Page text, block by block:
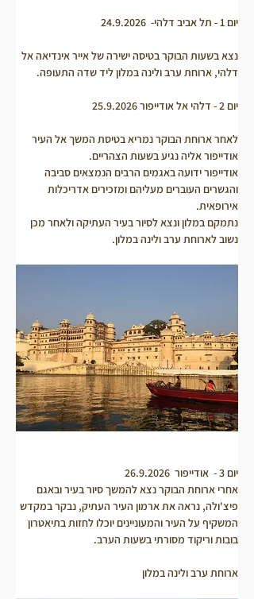
יום 1 - תל אביב דלהי-  24.9.2026
נצא בשעות הבוקר בטיסה ישירה של אייר אינדיאה אל
דלהי, ארוחת ערב ולינה במלון ליד שדה התעופה.
יום 2 - דלהי אל אודייפור 25.9.2026
לאחר ארוחת הבוקר נמריא בטיסת המשך אל העיר
אודייפור אליה נגיע בשעות הצהריים.
אודייפור ידועה באגמים הרבים הנמצאים סביבה
והגשרים העוברים מעליהם ומזכירים אדריכלות
אירופאית.
נתמקם במלון ונצא לסיור בעיר העתיקה ולאחר מכן
נשוב לארוחת ערב ולינה במלון.
יום 3 -  אודייפור  26.9.2026
אחרי ארוחת הבוקר נצא להמשך סיור בעיר ובאגם
פיצ'ולה, נראה את ארמון העיר העתיק, נבקר במקדש
המשקיף על העיר והמעוניינים יוכלו לחזות בתיאטרון
בובות וריקוד מסורתי בשעות הערב.
ארוחת ערב ולינה במלון